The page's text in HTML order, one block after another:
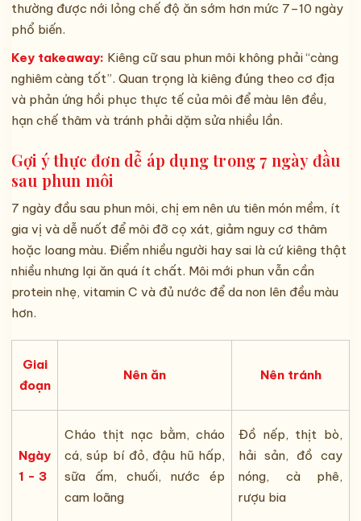
thường được nới lỏng chế độ ăn sớm hơn mức 7–10 ngày
phổ biến.
Key takeaway: Kiêng cữ sau phun môi không phải “càng
nghiêm càng tốt”. Quan trọng là kiêng đúng theo cơ địa
và phản ứng hồi phục thực tế của môi để màu lên đều,
hạn chế thâm và tránh phải dặm sửa nhiều lần.
Gợi ý thực đơn dễ áp dụng trong 7 ngày đầu
sau phun môi
7 ngày đầu sau phun môi, chị em nên ưu tiên món mềm, ít
gia vị và dễ nuốt để môi đỡ cọ xát, giảm nguy cơ thâm
hoặc loang màu. Điểm nhiều người hay sai là cứ kiêng thật
nhiều nhưng lại ăn quá ít chất. Môi mới phun vẫn cần
protein nhẹ, vitamin C và đủ nước để da non lên đều màu
hơn.
Giai
đoạn
Nên ăn Nên tránh
Ngày
1 - 3
Cháo thịt nạc bằm, cháo
cá, súp bí đỏ, đậu hũ hấp,
sữa ấm, chuối, nước ép
cam loãng
Đồ nếp, thịt bò,
hải sản, đồ cay
nóng, cà phê,
rượu bia